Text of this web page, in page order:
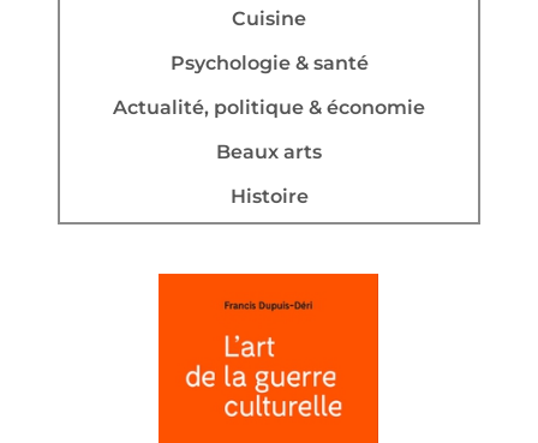
Cuisine
Psychologie & santé
Actualité, politique & économie
Beaux arts
Histoire